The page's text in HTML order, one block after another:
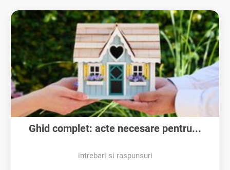
Ghid complet: acte necesare pentru...
intrebari si raspunsuri